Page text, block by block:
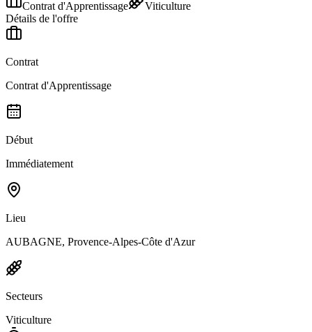
Contrat d'Apprentissage
Viticulture
Détails de l'offre
Contrat
Contrat d'Apprentissage
Début
Immédiatement
Lieu
AUBAGNE, Provence-Alpes-Côte d'Azur
Secteurs
Viticulture